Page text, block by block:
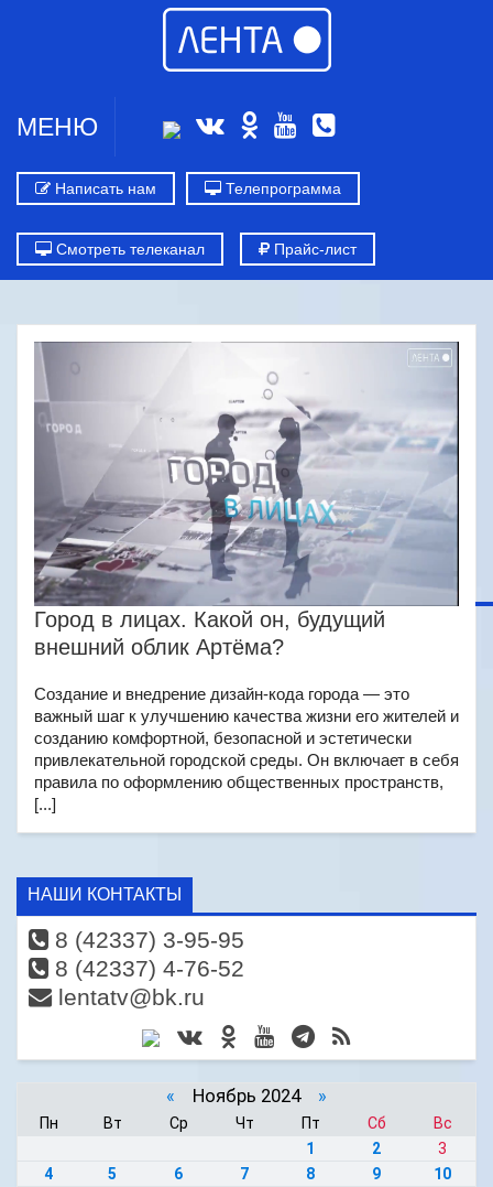
МЕНЮ
Написать нам Телепрограмма
Смотреть телеканал Прайс-лист
Город в лицах. Какой он, будущий
внешний облик Артёма?
Создание и внедрение дизайн-кода города — это
важный шаг к улучшению качества жизни его жителей и
созданию комфортной, безопасной и эстетически
привлекательной городской среды. Он включает в себя
правила по оформлению общественных пространств,
[...]
НАШИ КОНТАКТЫ
8 (42337) 3-95-95
8 (42337) 4-76-52
lentatv@bk.ru
« Ноябрь 2024 »
Пн Вт Ср Чт Пт Сб
Вс
1
2
3
4
5 6 7 8 9
10